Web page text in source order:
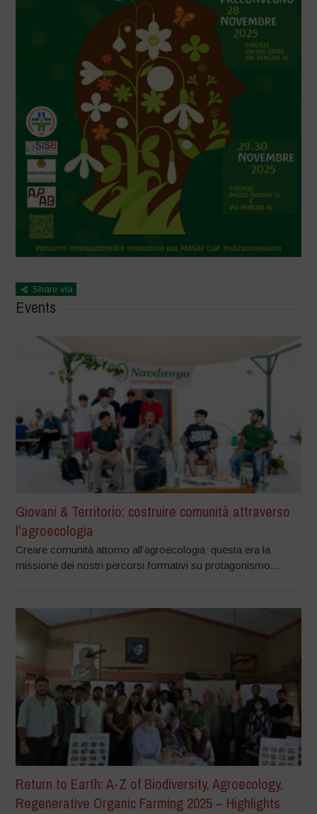
Share via
Events
Giovani & Territorio: costruire comunità attraverso
l’agroecologia
Creare comunità attorno all’agroecologia: questa era la
missione dei nostri percorsi formativi su protagonismo...
Return to Earth: A-Z of Biodiversity, Agroecology,
Regenerative Organic Farming 2025 – Highlights